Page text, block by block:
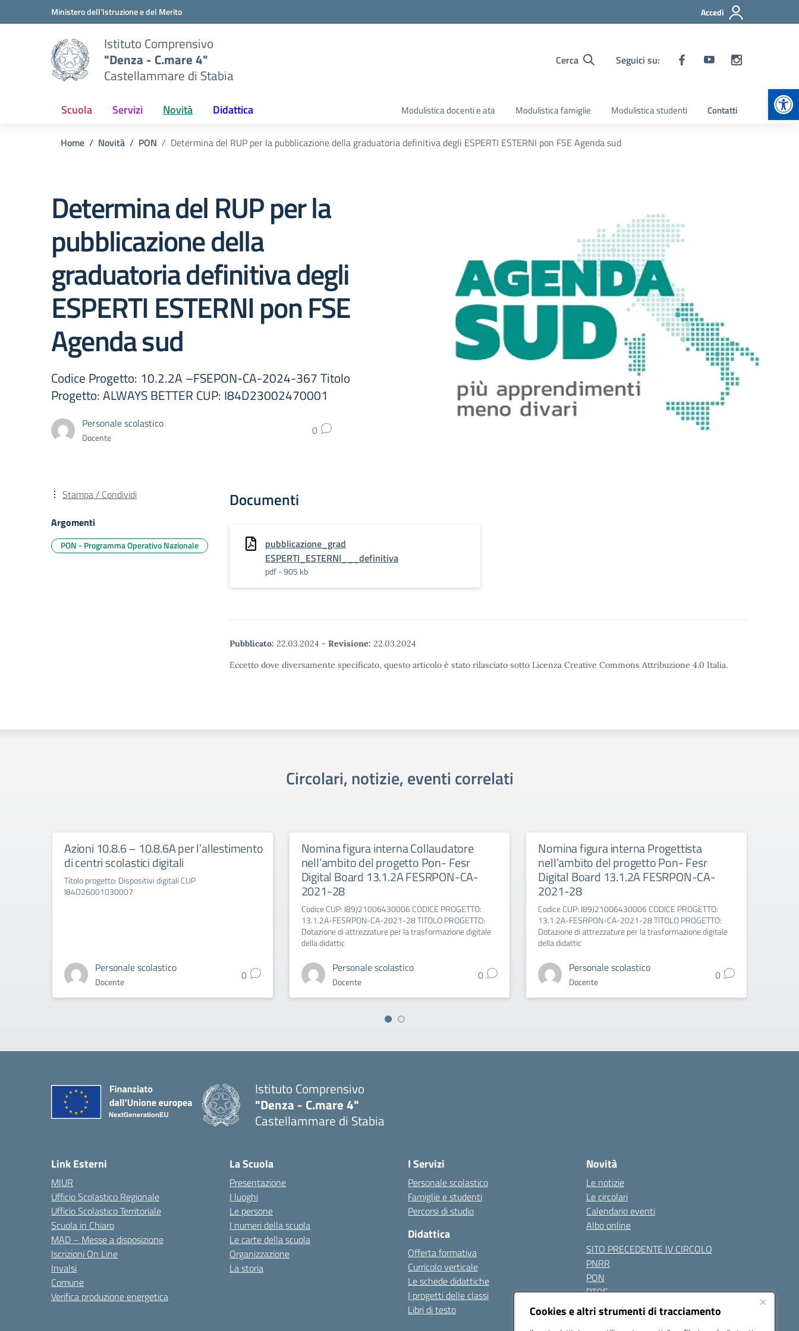
Cookies e altri strumenti di tracciamento
Vai ai contenuti
Vai al menu di navigazioneMinistero dell'Istruzione e del Merito Accedi
Istituto Comprensivo
"Denza - C.mare 4"
Castellammare di Stabia
Cerca Seguici su:
Scuola Servizi Novità Didattica Modulistica docenti e ata Modulistica famiglie Modulistica studenti Contatti
Home Novità PON Determina del RUP per la pubblicazione della graduatoria definitiva degli ESPERTI ESTERNI pon FSE Agenda sud
Determina del RUP per la
pubblicazione della
graduatoria definitiva degli
ESPERTI ESTERNI pon FSE
Agenda sud
Codice Progetto: 10.2.2A –FSEPON-CA-2024-367 Titolo
Progetto: ALWAYS BETTER CUP: I84D23002470001
Personale scolastico
Docente 0
Documenti
pubblicazione_grad
ESPERTI_ESTERNI___definitiva
pdf - 905 kb
Pubblicato: 22.03.2024 - Revisione: 22.03.2024
Eccetto dove diversamente specificato, questo articolo è stato rilasciato sotto Licenza Creative Commons Attribuzione 4.0 Italia.
Stampa / Condividi
Argomenti
PON - Programma Operativo Nazionale
Circolari, notizie, eventi correlati
Azioni 10.8.6 – 10.8.6A per l’allestimento
di centri scolastici digitali
Titolo progetto: Dispositivi digitali CUP
I84D26001030007
Personale scolastico
Docente 0
Nomina figura interna Collaudatore
nell’ambito del progetto Pon- Fesr
Digital Board 13.1.2A FESRPON-CA-
2021-28
Codice CUP: I89J21006430006 CODICE PROGETTO:
13.1.2A-FESRPON-CA-2021-28 TITOLO PROGETTO:
Dotazione di attrezzature per la trasformazione digitale
della didattic
Personale scolastico
Docente 0
Nomina figura interna Progettista
nell’ambito del progetto Pon- Fesr
Digital Board 13.1.2A FESRPON-CA-
2021-28
Codice CUP: I89J21006430006 CODICE PROGETTO:
13.1.2A-FESRPON-CA-2021-28 TITOLO PROGETTO:
Dotazione di attrezzature per la trasformazione digitale
della didattic
Personale scolastico
Docente 0
Istituto Comprensivo
"Denza - C.mare 4"
Castellammare di Stabia
Link Esterni
MIUR
Ufficio Scolastico Regionale
Ufficio Scolastico Territoriale
Scuola in Chiaro
MAD – Messe a disposizione
Iscrizioni On Line
Invalsi
Comune
Verifica produzione energetica
La Scuola
Presentazione
I luoghi
Le persone
I numeri della scuola
Le carte della scuola
Organizzazione
La storia
I Servizi
Personale scolastico
Famiglie e studenti
Percorsi di studio
Didattica
Offerta formativa
Curricolo verticale
Le schede didattiche
I progetti delle classi
Libri di testo
Novità
Le notizie
Le circolari
Calendario eventi
Albo online
SITO PRECEDENTE IV CIRCOLO
PNRR
PON
PTOF
Contatti